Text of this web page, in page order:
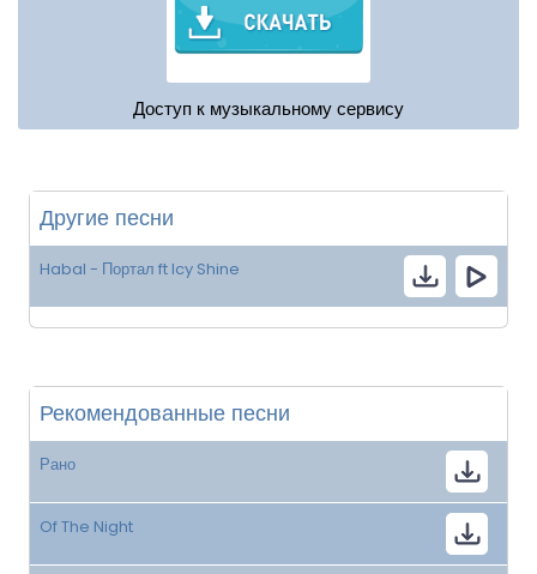
Доступ к музыкальному сервису
Другие песни
Habal - Портал ft Icy Shine
Рекомендованные песни
Рано
Of The Night